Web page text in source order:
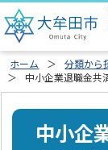
ホーム 分類から
中小企業退職金共
中小企